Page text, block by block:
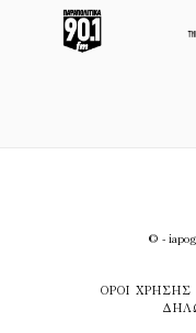
© -
ΌΡΟΙ ΧΡΉΣΗΣ